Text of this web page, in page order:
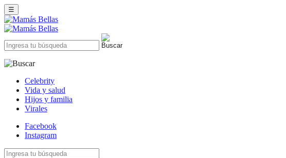
☰
Celebrity
Vida y salud
Hijos y familia
Virales
Facebook
Instagram